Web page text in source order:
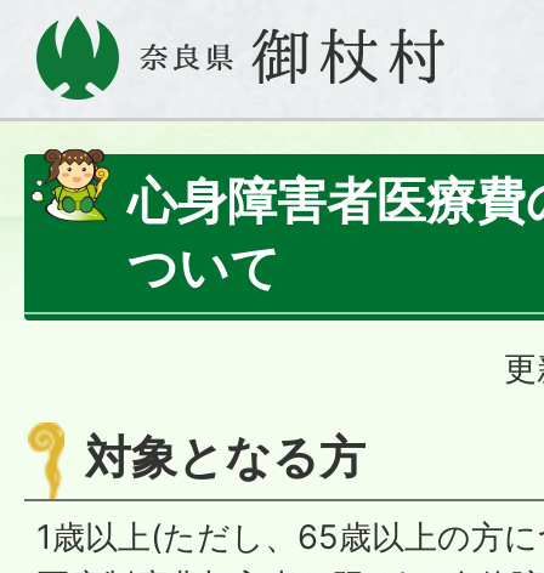
心身障害者医療
ついて
対象となる方
1歳以上(ただし、65歳以上の方